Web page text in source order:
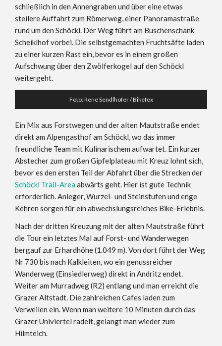
schließlich in den Annengraben und über eine etwas
steilere Auffahrt zum Römerweg, einer Panoramastraße
rund um den Schöckl. Der Weg führt am Buschenschank
Scheiklhof vorbei. Die selbstgemachten Fruchtsäfte laden
zu einer kurzen Rast ein, bevor es in einem großen
Aufschwung über den Zwölferkogel auf den Schöckl
weitergeht.
Foto: Rene Sendlhofer / Bikefex
Ein Mix aus Forstwegen und der alten Mautstraße endet
direkt am Alpengasthof am Schöckl, wo das immer
freundliche Team mit Kulinarischem aufwartet. Ein kurzer
Abstecher zum großen Gipfelplateau mit Kreuz lohnt sich,
bevor es den ersten Teil der Abfahrt über die Strecken der
Schöckl Trail-Area abwärts geht. Hier ist gute Technik
erforderlich. Anleger, Wurzel- und Steinstufen und enge
Kehren sorgen für ein abwechslungsreiches Bike-Erlebnis.
Nach der dritten Kreuzung mit der alten Mautstraße führt
die Tour ein letztes Mal auf Forst- und Wanderwegen
bergauf zur Erhardhöhe (1.049 m). Von dort führt der Weg
Nr 730 bis nach Kalkleiten, wo ein genussreicher
Wanderweg (Einsiedlerweg) direkt in Andritz endet.
Weiter am Murradweg (R2) entlang und man erreicht die
Grazer Altstadt. Die zahlreichen Cafes laden zum
Verweilen ein. Wenn man weitere 10 Minuten durch das
Grazer Univiertel radelt, gelangt man wieder zum
Hilmteich.